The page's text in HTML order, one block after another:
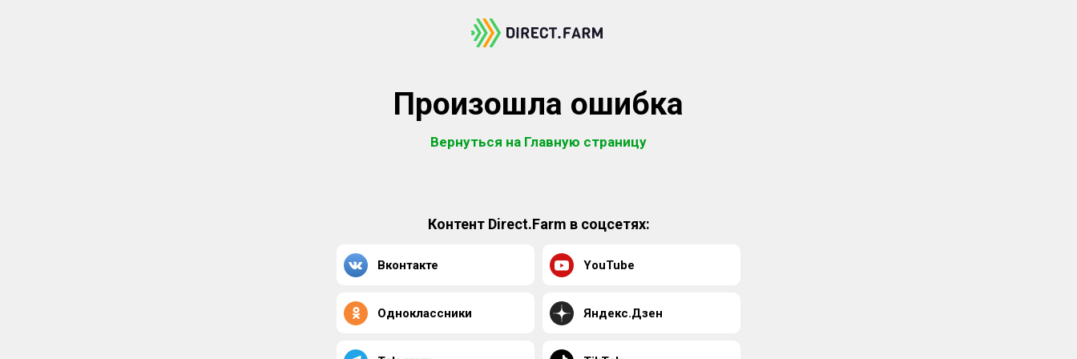
Произошла ошибка
Вернуться на Главную страницу
Контент Direct.Farm в соцсетях:
Вконтакте YouTube
Одноклассники Яндекс.Дзен